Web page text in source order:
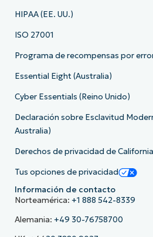
HIPAA (EE. UU.)
ISO 27001
Programa de recompensas por
Essential Eight (Australia)
Cyber Essentials (Reino Unido)
Declaración sobre Esclavitud
Australia)
Derechos de privacidad de California
Tus opciones de privacidad
Información de contacto
Norteamérica: +1 888 542-8339
Alemania: +49 30-76758700